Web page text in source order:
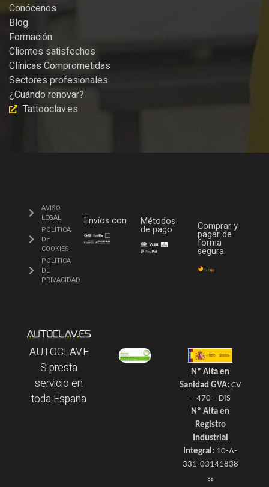
Conócenos
Blog
Formación
Clientes satisfechos
Clínicas Comprometidas
Sectores profesionales
¿Cuándo renovar?
Tattooclav.es
AVISO
LEGAL
POLÍTICA
DE
COOKIES
POLÍTICA
DE
PRIVACIDAD
Envíos con Métodos
de pago Comprar y
pagar de
forma
segura
AUTOCLAV.E
S presta
servicio en
toda España
Nº Alta en
Sanidad GVA: CV
– 470 – DIS
Nº Alta en
Registro
Industrial
Integral: 10-A-
331-03141838